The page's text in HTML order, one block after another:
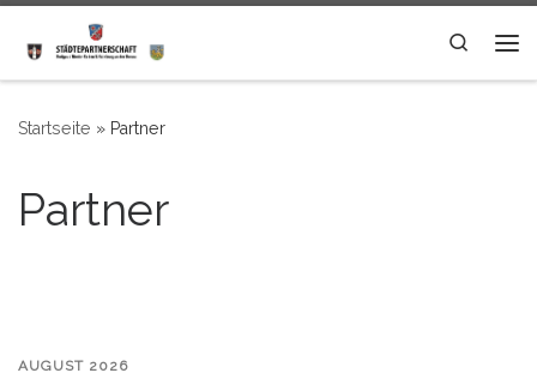
Zum Inhalt springen
Search
Startseite » Partner
Partner
AUGUST 2026